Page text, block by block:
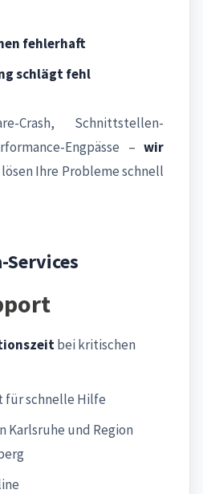
fehlerhaft
schlägt fehl
Crash, Schnittstellen-
Engpässe – wir
Ihre Probleme schnell
Services
bei kritischen
für schnelle Hilfe
Karlsruhe und Region